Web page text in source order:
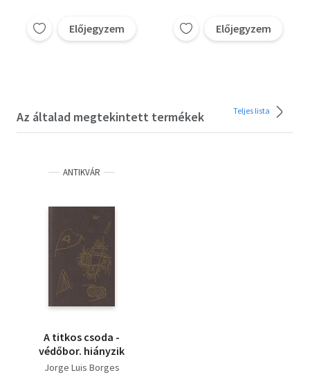
Előjegyzem Előjegyzem
Az általad megtekintett termékek Teljes lista
ANTIKVÁR
A titkos csoda -
védőbor. hiányzik
Jorge Luis Borges